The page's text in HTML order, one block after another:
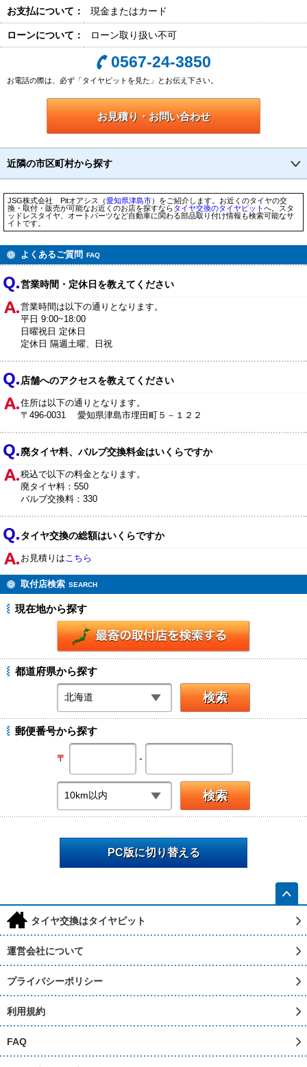
お支払について： 現金またはカード
ローンについて： ローン取り扱い不可
0567-24-3850
お電話の際は、必ず「タイヤピットを見た」とお伝え下さい。
お見積り・お問い合わせ
近隣の市区町村から探す
JSG株式会社 Pitオアシス（愛知県津島市）をご紹介します。お近くのタイヤの交
換・取付・販売が可能なお近くのお店を探すならタイヤ交換のタイヤピットへ。スタ
ッドレスタイヤ、オートパーツなど自動車に関わる部品取り付け情報も検索可能なサ
イトです。
よくあるご質問 FAQ
営業時間・定休日を教えてください
営業時間は以下の通りとなります。
平日 9:00~18:00
日曜祝日 定休日
定休日 隔週土曜、日祝
店舗へのアクセスを教えてください
住所は以下の通りとなります。
〒496-0031 愛知県津島市埋田町５－１２２
廃タイヤ料、バルブ交換料金はいくらですか
税込で以下の料金となります。
廃タイヤ料：550
バルブ交換料：330
タイヤ交換の総額はいくらですか
お見積りはこちら
取付店検索 SEARCH
現在地から探す
都道府県から探す
郵便番号から探す
〒 -
PC版に切り替える
h タイヤ交換はタイヤピット
運営会社について
プライバシーポリシー
利用規約
FAQ